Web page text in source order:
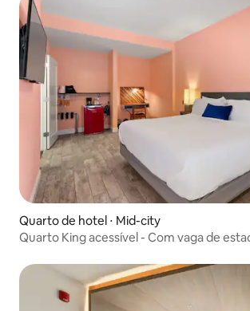
Quarto de hotel ⋅ Mid-city
Quarto King acessível - Com vaga de